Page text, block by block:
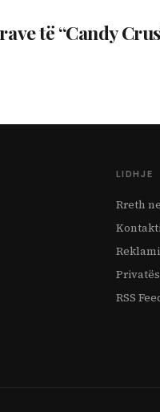
të “Candy
LIDHJE
Rreth
RSS